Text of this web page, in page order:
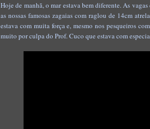
Hoje de manhã, o mar estava bem diferente. As
as nossas famosas zagaias com raglou de 14cm
estava com muita força e, mesmo nos pesqueiros
muito por culpa do Prof. Cuco que estava com